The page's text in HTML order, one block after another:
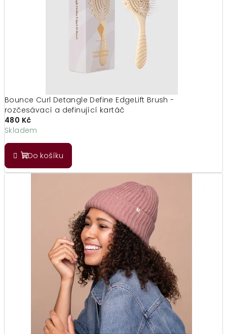
Bounce Curl Detangle Define EdgeLift Brush -
rozčesávací a definující kartáč
480 Kč
Skladem
Do košíku